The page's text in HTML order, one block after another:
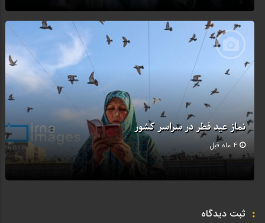
نماز عید فطر در سراسر کشور
4 ماه قبل
ثبت دیدگاه